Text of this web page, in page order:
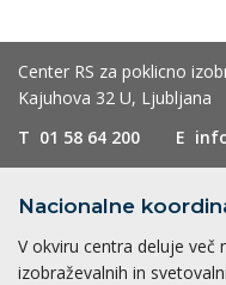
Center RS za poklicno
Kajuhova 32 U, Ljubljana
T 01 58 64 200 E
Nacionalne
V okviru centra deluje več
izobraževalnih in